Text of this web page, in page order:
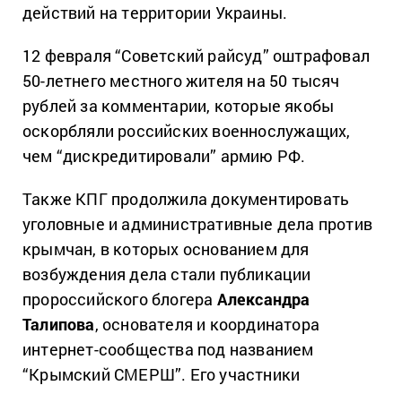
действий на территории Украины.
12 февраля “Советский райсуд” оштрафовал
50-летнего местного жителя на 50 тысяч
рублей за комментарии, которые якобы
оскорбляли российских военнослужащих,
чем “дискредитировали” армию РФ.
Также КПГ продолжила документировать
уголовные и административные дела против
крымчан, в которых основанием для
возбуждения дела стали публикации
пророссийского блогера Александра
Талипова, основателя и координатора
интернет-сообщества под названием
“Крымский СМЕРШ”. Его участники